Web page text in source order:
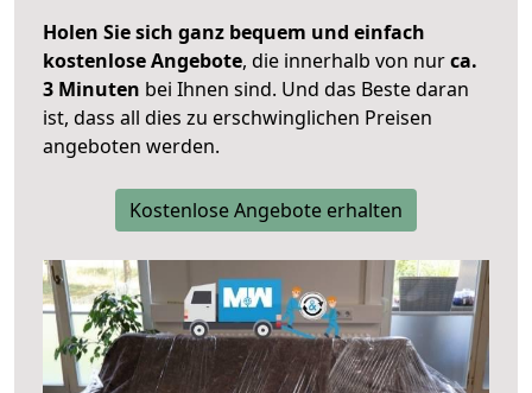
Holen Sie sich ganz bequem und einfach
kostenlose Angebote, die innerhalb von nurca.
3 Minuten bei Ihnen sind. Und das Beste daran
ist, dass all dies zu erschwinglichen Preisen
angeboten werden.
Kostenlose Angebote erhalten